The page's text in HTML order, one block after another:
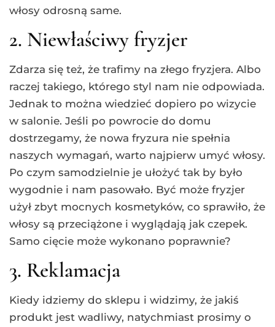
włosy odrosną same.
2. Niewłaściwy fryzjer
Zdarza się też, że trafimy na złego fryzjera. Albo
raczej takiego, którego styl nam nie odpowiada.
Jednak to można wiedzieć dopiero po wizycie
w salonie. Jeśli po powrocie do domu
dostrzegamy, że nowa fryzura nie spełnia
naszych wymagań, warto najpierw umyć włosy.
Po czym samodzielnie je ułożyć tak by było
wygodnie i nam pasowało. Być może fryzjer
użył zbyt mocnych kosmetyków, co sprawiło, że
włosy są przeciążone i wyglądają jak czepek.
Samo cięcie może wykonano poprawnie?
3. Reklamacja
Kiedy idziemy do sklepu i widzimy, że jakiś
produkt jest wadliwy, natychmiast prosimy o